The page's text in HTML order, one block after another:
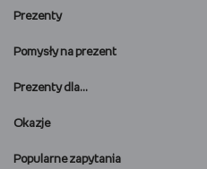
Prezenty
Pomysły na prezent
Prezenty dla…
Okazje
Popularne zapytania